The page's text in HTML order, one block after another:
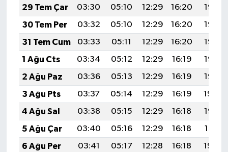
29 Tem Çar
03:30 05:10 12:29 16:20
19:38
30 Tem Per
03:32 05:10 12:29 16:20
19:37
31 Tem Cum
03:33 05:11 12:29 16:20
19:37
1 Ağu Cts
03:34 05:12 12:29 16:19
19:36
2 Ağu Paz
03:36 05:13 12:29 16:19
19:35
3 Ağu Pts
03:37 05:14 12:29 16:19
19:34
4 Ağu Sal
03:38 05:15 12:29 16:18
19:32
5 Ağu Çar
03:40 05:16 12:29 16:18
19:31
6 Ağu Per
03:41 05:17 12:28 16:18
19:30